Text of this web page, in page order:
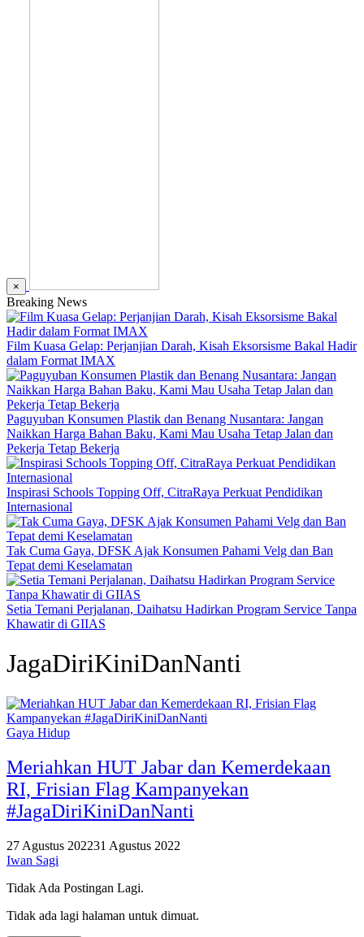
×
Breaking News
Film Kuasa Gelap: Perjanjian Darah, Kisah Eksorsisme Bakal Hadir
dalam Format IMAX
Paguyuban Konsumen Plastik dan Benang Nusantara: Jangan
Naikkan Harga Bahan Baku, Kami Mau Usaha Tetap Jalan dan
Pekerja Tetap Bekerja
Inspirasi Schools Topping Off, CitraRaya Perkuat Pendidikan
Internasional
Tak Cuma Gaya, DFSK Ajak Konsumen Pahami Velg dan Ban
Tepat demi Keselamatan
Setia Temani Perjalanan, Daihatsu Hadirkan Program Service Tanpa
Khawatir di GIIAS
JagaDiriKiniDanNanti
Gaya Hidup
Meriahkan HUT Jabar dan Kemerdekaan
RI, Frisian Flag Kampanyekan
#JagaDiriKiniDanNanti
27 Agustus 202231 Agustus 2022
Iwan Sagi
Tidak Ada Postingan Lagi.
Tidak ada lagi halaman untuk dimuat.